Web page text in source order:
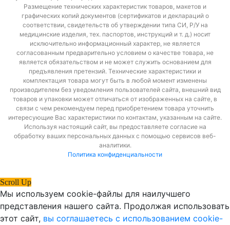
Размещение технических характеристик товаров, макетов и
графических копий документов (сертификатов и деклараций о
соответствии, свидетельств об утверждении типа СИ, Р/У на
медицинские изделия, тех. паспортов, инструкций и т. д.) носит
исключительно информационный характер, не является
согласованным предварительно условием о качестве товара, не
является обязательством и не может служить основанием для
предъявления претензий. Технические характеристики и
комплектация товара могут быть в любой момент изменены
производителем без уведомления пользователей сайта, внешний вид
товаров и упаковки может отличаться от изображенных на сайте, в
связи с чем рекомендуем перед приобретением товара уточнить
интересующие Вас характеристики по контактам, указанным на сайте.
Используя настоящий сайт, вы предоставляете согласие на
обработку ваших персональных данных с помощью сервисов веб-
аналитики.
Политика конфиденциальности
Scroll Up
Мы используем cookie-файлы для наилучшего
представления нашего сайта. Продолжая использовать
этот сайт, вы соглашаетесь с использованием cookie-